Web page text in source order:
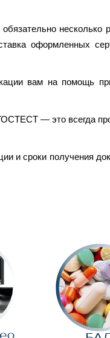
оформленных
вам на помощь
— это всегда
и сроки получения